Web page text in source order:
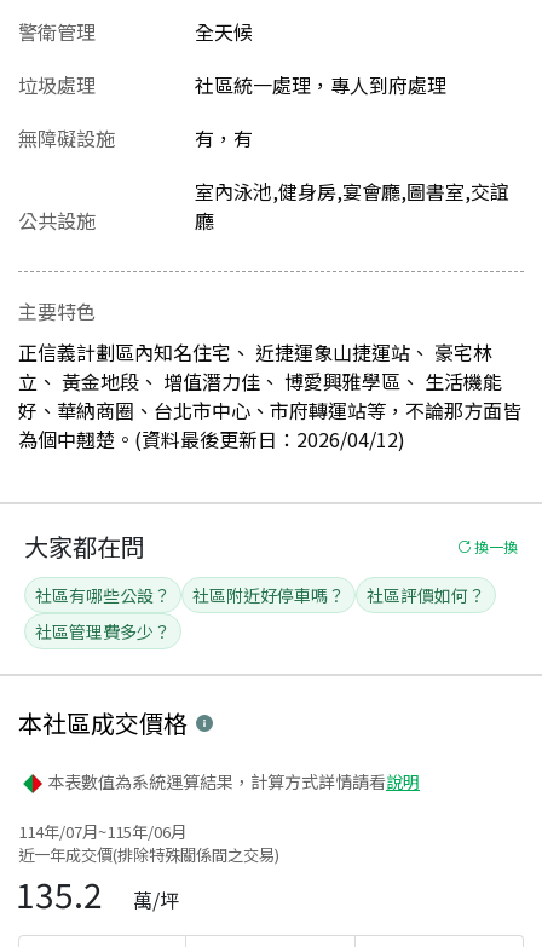
警衛管理
全天候
垃圾處理
社區統一處理，專人到府處理
無障礙設施
有，有
公共設施
室內泳池,健身房,宴會廳,圖書室,交誼
廳
主要特色
正信義計劃區內知名住宅、 近捷運象山捷運站、 豪宅林
立、 黃金地段、 增值潛力佳、 博愛興雅學區、 生活機能
好、華納商圈、台北市中心、市府轉運站等，不論那方面皆
為個中翹楚。(資料最後更新日：2026/04/12)
大家都在問 換一換
社區有哪些公設？ 社區附近好停車嗎？
社區評價如何？
社區管理費多少？
本社區成交價格
本表數值為系統運算結果，計算方式詳情請看說明
114年/07月~115年/06月
近一年成交價(排除特殊關係間之交易)
135.2 萬/坪